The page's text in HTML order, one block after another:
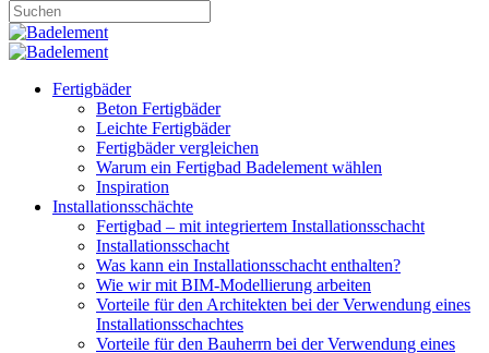
Fertigbäder
Beton Fertigbäder
Leichte Fertigbäder
Fertigbäder vergleichen
Warum ein Fertigbad Badelement wählen
Inspiration
Installationsschächte
Fertigbad – mit integriertem Installationsschacht
Installationsschacht
Was kann ein Installationsschacht enthalten?
Wie wir mit BIM-Modellierung arbeiten
Vorteile für den Architekten bei der Verwendung eines
Installationsschachtes
Vorteile für den Bauherrn bei der Verwendung eines